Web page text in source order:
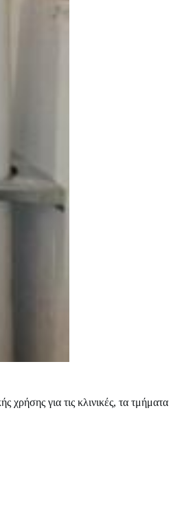
χρήσης για τις κλινικές, τα τμήματα